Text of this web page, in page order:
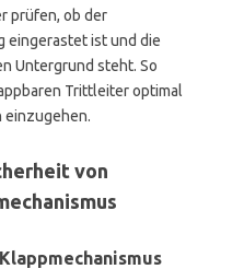
prüfen, ob der
eingerastet ist und die
Untergrund steht. So
Trittleiter optimal
einzugehen.
von